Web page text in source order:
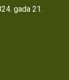
gada 21.